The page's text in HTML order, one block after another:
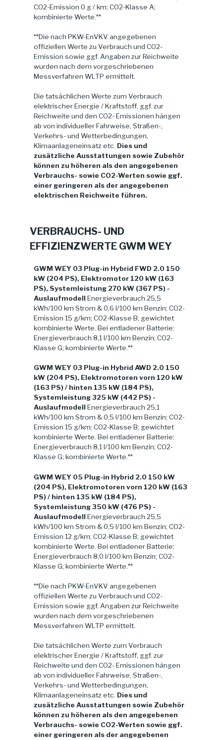
CO2-Emission 0 g / km; CO2-Klasse A;
kombinierte Werte.**
**Die nach PKW-EnVKV angegebenen
offiziellen Werte zu Verbrauch und CO2-
Emission sowie ggf. Angaben zur Reichweite
wurden nach dem vorgeschriebenen
Messverfahren WLTP ermittelt.
Die tatsächlichen Werte zum Verbrauch
elektrischer Energie / Kraftstoff, ggf. zur
Reichweite und den CO2- Emissionen hängen
ab von individueller Fahrweise, Straßen-,
Verkehrs- und Wetterbedingungen,
Klimaanlageneinsatz etc. Dies und
zusätzliche Ausstattungen sowie Zubehör
können zu höheren als den angegebenen
Verbrauchs- sowie CO2-Werten sowie ggf.
einer geringeren als der angegebenen
elektrischen Reichweite führen.
VERBRAUCHS- UND
EFFIZIENZWERTE GWM WEY
GWM WEY 03 Plug-in Hybrid FWD 2.0 150
kW (204 PS), Elektromotor 120 kW (163
PS), Systemleistung 270 kW (367 PS) -
AuslaufmodellEnergieverbrauch 25,5
kWh/100 km Strom & 0,6 l/100 km Benzin; CO2-
Emission 15 g/km; CO2-Klasse B; gewichtet
kombinierte Werte. Bei entladener Batterie:
Energieverbrauch 8,1 l/100 km Benzin; CO2-
Klasse G; kombinierte Werte.**
GWM WEY 03 Plug-in Hybrid AWD 2.0 150
kW (204 PS), Elektromotoren vorn 120 kW
(163 PS) / hinten 135 kW (184 PS),
Systemleistung 325 kW (442 PS) -
AuslaufmodellEnergieverbrauch 25,1
kWh/100 km Strom & 0,5 l/100 km Benzin; CO2-
Emission 15 g/km; CO2-Klasse B; gewichtet
kombinierte Werte. Bei entladener Batterie:
Energieverbrauch 8,1 l/100 km Benzin; CO2-
Klasse G; kombinierte Werte.**
GWM WEY 05 Plug-in Hybrid 2.0 150 kW
(204 PS), Elektromotoren vorn 120 kW (163
PS) / hinten 135 kW (184 PS),
Systemleistung 350 kW (476 PS) -
AuslaufmodellEnergieverbrauch 25,5
kWh/100 km Strom & 0,5 l/100 km Benzin; CO2-
Emission 12 g/km; CO2-Klasse B; gewichtet
kombinierte Werte. Bei entladener Batterie:
Energieverbrauch 8,0 l/100 km Benzin; CO2-
Klasse G; kombinierte Werte.**
**Die nach PKW-EnVKV angegebenen
offiziellen Werte zu Verbrauch und CO2-
Emission sowie ggf. Angaben zur Reichweite
wurden nach dem vorgeschriebenen
Messverfahren WLTP ermittelt.
Die tatsächlichen Werte zum Verbrauch
elektrischer Energie / Kraftstoff, ggf. zur
Reichweite und den CO2- Emissionen hängen
ab von individueller Fahrweise, Straßen-,
Verkehrs- und Wetterbedingungen,
Klimaanlageneinsatz etc. Dies und
zusätzliche Ausstattungen sowie Zubehör
können zu höheren als den angegebenen
Verbrauchs- sowie CO2-Werten sowie ggf.
einer geringeren als der angegebenen